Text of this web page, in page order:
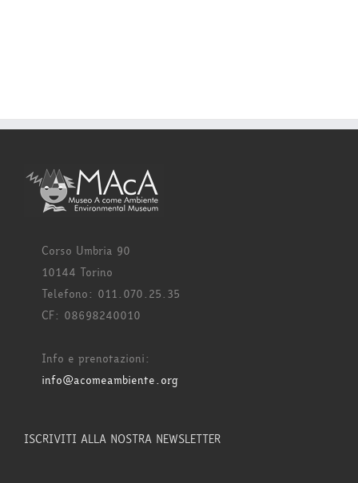
Corso Umbria 90
10144 Torino
Telefono: 011.070.25.35
CF: 08698240010
Info e prenotazioni:
info@acomeambiente.org
ISCRIVITI ALLA NOSTRA NEWSLETTER